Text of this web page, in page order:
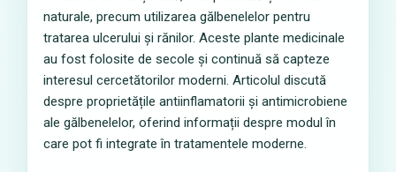
naturale, precum utilizarea gălbenelelor pentru
tratarea ulcerului și rănilor. Aceste plante medicinale
au fost folosite de secole și continuă să capteze
interesul cercetătorilor moderni. Articolul discută
despre proprietățile antiinflamatorii și antimicrobiene
ale gălbenelelor, oferind informații despre modul în
care pot fi integrate în tratamentele moderne.